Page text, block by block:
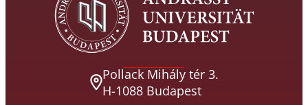
Pollack Mihály tér 3.
H-1088 Budapest